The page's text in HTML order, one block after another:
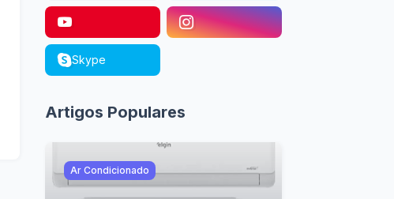
Skype
Artigos Populares
Ar Condicionado